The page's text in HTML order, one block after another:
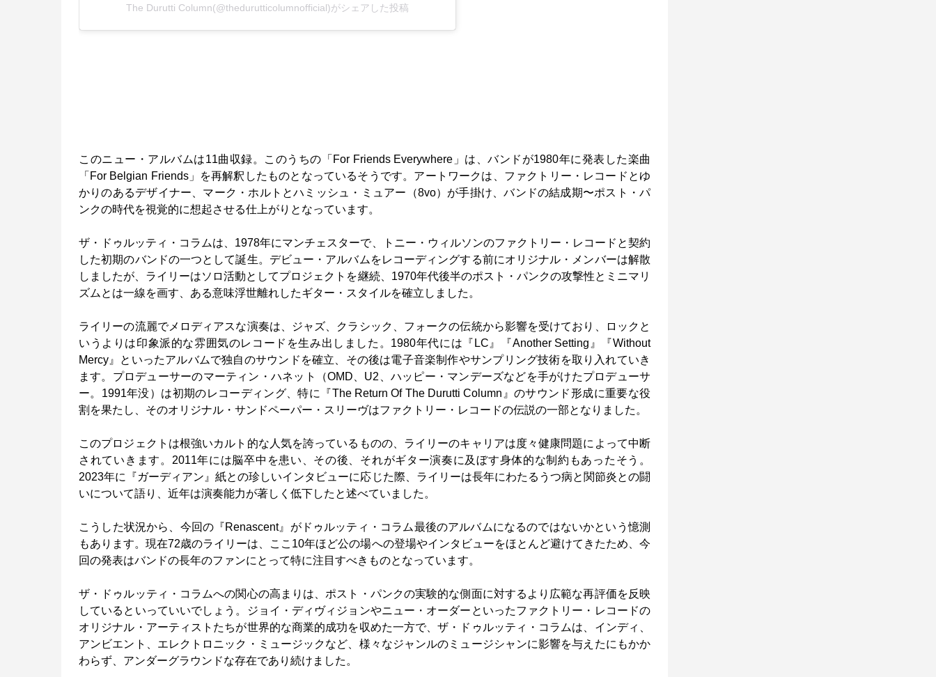
このニュー・アルバムは11曲収録。このうちの「For Friends Everywhere」は、バンドが1980年に発表した楽曲
「For Belgian Friends」を再解釈したものとなっているそうです。アートワークは、ファクトリー・レコードとゆ
かりのあるデザイナー、マーク・ホルトとハミッシュ・ミュアー（8vo）が手掛け、バンドの結成期〜ポスト・パ
ンクの時代を視覚的に想起させる仕上がりとなっています。
ザ・ドゥルッティ・コラムは、1978年にマンチェスターで、トニー・ウィルソンのファクトリー・レコードと契約
した初期のバンドの一つとして誕生。デビュー・アルバムをレコーディングする前にオリジナル・メンバーは解散
しましたが、ライリーはソロ活動としてプロジェクトを継続、1970年代後半のポスト・パンクの攻撃性とミニマリ
ズムとは一線を画す、ある意味浮世離れしたギター・スタイルを確立しました。
ライリーの流麗でメロディアスな演奏は、ジャズ、クラシック、フォークの伝統から影響を受けており、ロックと
いうよりは印象派的な雰囲気のレコードを生み出しました。1980年代には『LC』『Another Setting』『Without
Mercy』といったアルバムで独自のサウンドを確立、その後は電子音楽制作やサンプリング技術を取り入れていき
ます。プロデューサーのマーティン・ハネット（OMD、U2、ハッピー・マンデーズなどを手がけたプロデューサ
ー。1991年没）は初期のレコーディング、特に『The Return Of The Durutti Column』のサウンド形成に重要な役
割を果たし、そのオリジナル・サンドペーパー・スリーヴはファクトリー・レコードの伝説の一部となりました。
このプロジェクトは根強いカルト的な人気を誇っているものの、ライリーのキャリアは度々健康問題によって中断
されていきます。2011年には脳卒中を患い、その後、それがギター演奏に及ぼす身体的な制約もあったそう。
2023年に『ガーディアン』紙との珍しいインタビューに応じた際、ライリーは長年にわたるうつ病と関節炎との闘
いについて語り、近年は演奏能力が著しく低下したと述べていました。
こうした状況から、今回の『Renascent』がドゥルッティ・コラム最後のアルバムになるのではないかという憶測
もあります。現在72歳のライリーは、ここ10年ほど公の場への登場やインタビューをほとんど避けてきたため、今
回の発表はバンドの長年のファンにとって特に注目すべきものとなっています。
ザ・ドゥルッティ・コラムへの関心の高まりは、ポスト・パンクの実験的な側面に対するより広範な再評価を反映
しているといっていいでしょう。ジョイ・ディヴィジョンやニュー・オーダーといったファクトリー・レコードの
オリジナル・アーティストたちが世界的な商業的成功を収めた一方で、ザ・ドゥルッティ・コラムは、インディ、
アンビエント、エレクトロニック・ミュージックなど、様々なジャンルのミュージシャンに影響を与えたにもかか
わらず、アンダーグラウンドな存在であり続けました。